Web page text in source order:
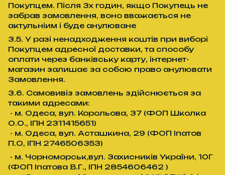
Покупцем. Після 3х годин, якщо Покупець не
забрав замовлення, воно вважається не
актульніим і буде анулюване
3.5. У разі ненадходження коштів при виборі
Покупцем адресної доставки, та способу
оплати через банківську карту, інтернет-
магазин залишає за собою право анулювати
Замовлення.
3.6. Самовивіз замовлень здійснюється за
такими адресами:
- м. Одеса, вул. Корольова, 37 (ФОП Школка
О.О., ІПН 2311415651)
- м. Одеса, вул. Асташкина, 29 (ФОП Іпатов
П.О, ІПН 2746506353)
- м. Чорноморськ,вул. Захисників України, 10Г
(ФОП Іпатова В.Г., ІПН 2854606462 )